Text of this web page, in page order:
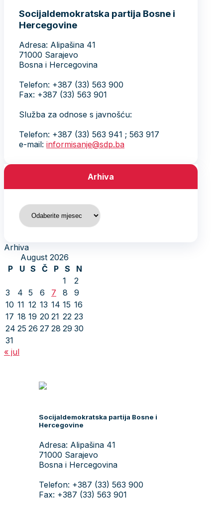
Socijaldemokratska partija Bosne i
Hercegovine
Adresa: Alipašina 41
71000 Sarajevo
Bosna i Hercegovina
Telefon: +387 (33) 563 900
Fax: +387 (33) 563 901
Služba za odnose s javnošću:
Telefon: +387 (33) 563 941 ; 563 917
e-mail: informisanje@sdp.ba
Arhiva
Arhiva
Arhiva
August 2026
P
U S Č P S
N
1
2
3
4 5 6 7 8
9
10 11 12 13 14 15 16
17 18 19 20 21 22 23
24 25 26 27 28 29 30
31
« jul
Socijaldemokratska partija Bosne i
Hercegovine
Adresa: Alipašina 41
71000 Sarajevo
Bosna i Hercegovina
Telefon: +387 (33) 563 900
Fax: +387 (33) 563 901